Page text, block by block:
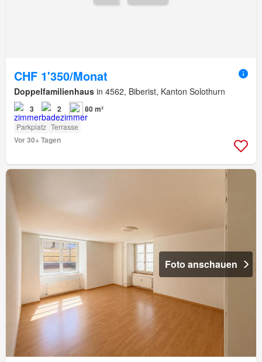
CHF 1'350/Monat
Doppelfamilienhaus in 4562, Biberist, Kanton Solothurn
3 2 80 m²
Parkplatz Terrasse
Vor 30+ Tagen
Foto anschauen